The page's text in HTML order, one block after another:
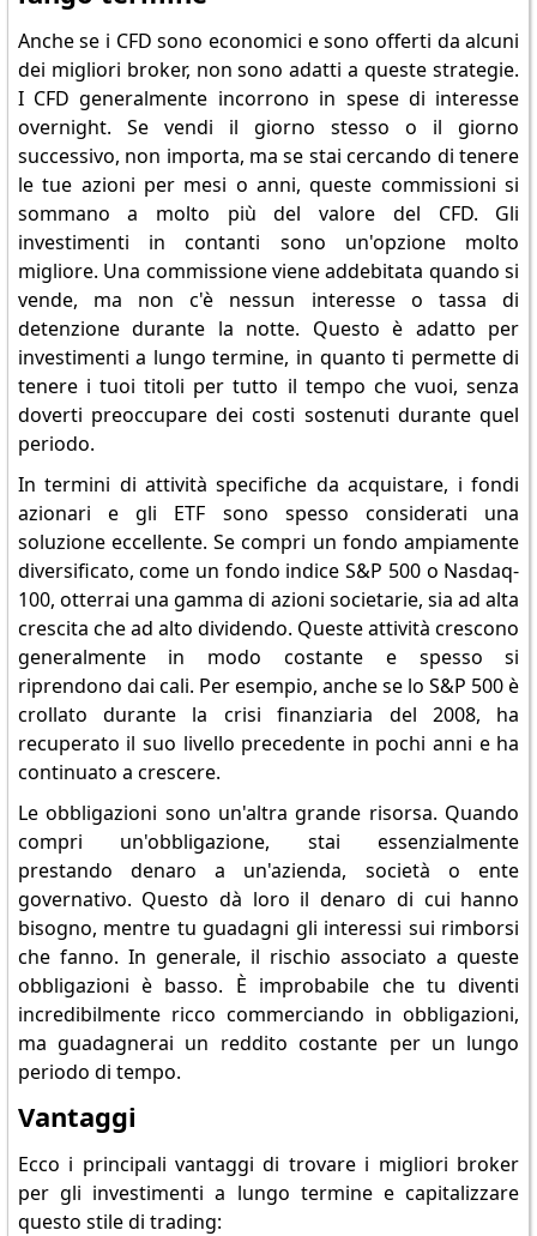
Anche se i CFD sono economici e sono offerti da alcuni
dei migliori broker, non sono adatti a queste strategie.
I CFD generalmente incorrono in spese di interesse
overnight. Se vendi il giorno stesso o il giorno
successivo, non importa, ma se stai cercando di tenere
le tue azioni per mesi o anni, queste commissioni si
sommano a molto più del valore del CFD. Gli
investimenti in contanti sono un'opzione molto
migliore. Una commissione viene addebitata quando si
vende, ma non c'è nessun interesse o tassa di
detenzione durante la notte. Questo è adatto per
investimenti a lungo termine, in quanto ti permette di
tenere i tuoi titoli per tutto il tempo che vuoi, senza
doverti preoccupare dei costi sostenuti durante quel
periodo.
In termini di attività specifiche da acquistare, i fondi
azionari e gli ETF sono spesso considerati una
soluzione eccellente. Se compri un fondo ampiamente
diversificato, come un fondo indice S&P 500 o Nasdaq-
100, otterrai una gamma di azioni societarie, sia ad alta
crescita che ad alto dividendo. Queste attività crescono
generalmente in modo costante e spesso si
riprendono dai cali. Per esempio, anche se lo S&P 500 è
crollato durante la crisi finanziaria del 2008, ha
recuperato il suo livello precedente in pochi anni e ha
continuato a crescere.
Le obbligazioni sono un'altra grande risorsa. Quando
compri un'obbligazione, stai essenzialmente
prestando denaro a un'azienda, società o ente
governativo. Questo dà loro il denaro di cui hanno
bisogno, mentre tu guadagni gli interessi sui rimborsi
che fanno. In generale, il rischio associato a queste
obbligazioni è basso. È improbabile che tu diventi
incredibilmente ricco commerciando in obbligazioni,
ma guadagnerai un reddito costante per un lungo
periodo di tempo.
Vantaggi
Ecco i principali vantaggi di trovare i migliori broker
per gli investimenti a lungo termine e capitalizzare
questo stile di trading: